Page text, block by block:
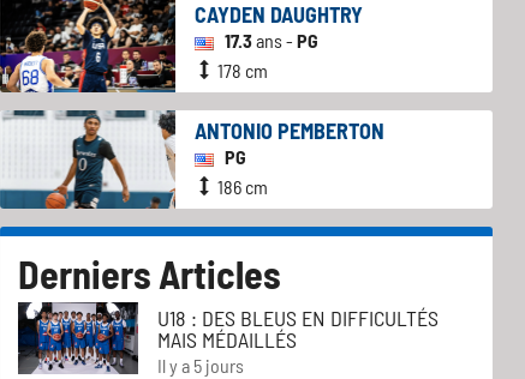
CAYDEN DAUGHTRY
17.3ans -PG
178 cm
ANTONIO PEMBERTON
PG
186 cm
Derniers Articles
U18 : DES BLEUS EN DIFFICULTÉS
MAIS MÉDAILLÉS
Il y a 5 jours